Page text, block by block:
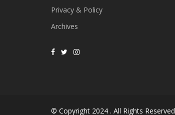
Privacy & Policy
Archives
© Copyright 2024 . All Rights Reserved